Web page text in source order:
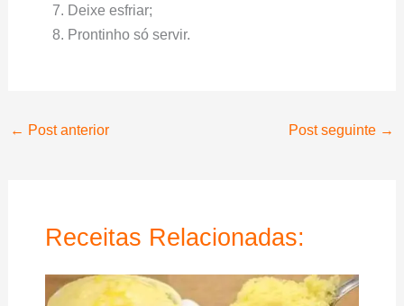
Deixe esfriar;
Prontinho só servir.
← Post anterior Post seguinte →
Receitas Relacionadas: